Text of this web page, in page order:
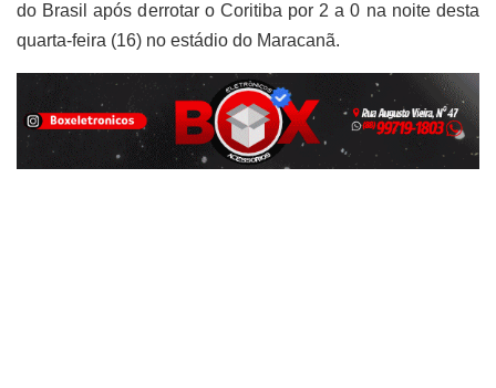
do Brasil após derrotar o Coritiba por 2 a 0 na noite desta
quarta-feira (16) no estádio do Maracanã.